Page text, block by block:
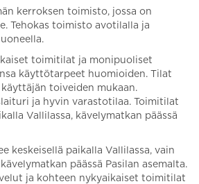
kerroksen toimisto, jossa on
Tehokas toimisto avotilalla ja
toimitilat ja monipuoliset
käyttötarpeet huomioiden. Tilat
toiveiden mukaan.
ja hyvin varastotilaa. Toimitilat
Vallilassa, kävelymatkan päässä
keskeisellä paikalla Vallilassa, vain
päässä Pasilan asemalta.
ja kohteen nykyaikaiset toimitilat